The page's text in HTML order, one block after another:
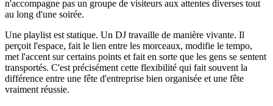
n'accompagne pas un groupe de visiteurs aux attentes diverses tout
au long d'une soirée.
Une playlist est statique. Un DJ travaille de manière vivante. Il
perçoit l'espace, fait le lien entre les morceaux, modifie le tempo,
met l'accent sur certains points et fait en sorte que les gens se sentent
transportés. C'est précisément cette flexibilité qui fait souvent la
différence entre une fête d'entreprise bien organisée et une fête
vraiment réussie.